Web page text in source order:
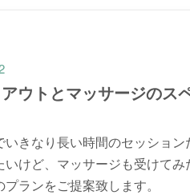
ウトとマッサージのス
いきなり長い時間のセッショ
いけど、マッサージも受けて
ランをご提案致します。